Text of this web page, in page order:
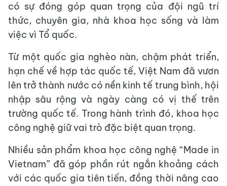
có sự đóng góp quan trọng của đội ngũ trí
thức, chuyên gia, nhà khoa học sống và làm
việc vì Tổ quốc.
Từ một quốc gia nghèo nàn, chậm phát triển,
hạn chế về hợp tác quốc tế, Việt Nam đã vươn
lên trở thành nước có nền kinh tế trung bình, hội
nhập sâu rộng và ngày càng có vị thế trên
trường quốc tế. Trong hành trình đó, khoa học
công nghệ giữ vai trò đặc biệt quan trọng.
Nhiều sản phẩm khoa học công nghệ “Made in
Vietnam” đã góp phần rút ngắn khoảng cách
với các quốc gia tiên tiến, đồng thời nâng cao